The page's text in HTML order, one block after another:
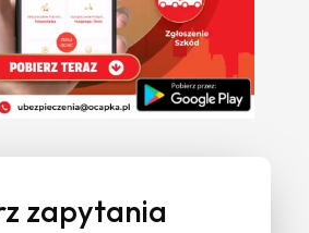
zapytania